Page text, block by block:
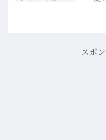
スポ